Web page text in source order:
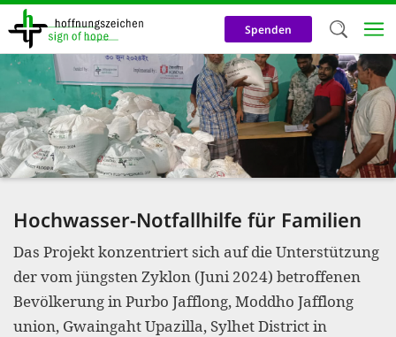
Direkt
zum
Inhalt
Spenden
Hochwasser-Notfallhilfe für Familien
Das Projekt konzentriert sich auf die Unterstützung
der vom jüngsten Zyklon (Juni 2024) betroffenen
Bevölkerung in Purbo Jafflong, Moddho Jafflong
union, Gwaingaht Upazilla, Sylhet District in
Herzlich
Wir
auf
Neben
Cookies
helfen